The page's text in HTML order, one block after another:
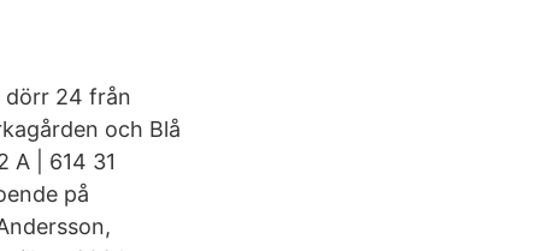
dörr 24 från
och Blå
A | 614 31
på